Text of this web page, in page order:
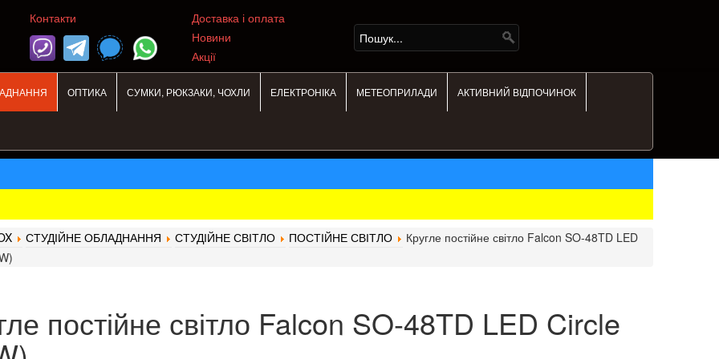
Контакти
Доставка і оплата
Новини
Акції
ОПТИКА СУМКИ, РЮКЗАКИ, ЧОХЛИ ЕЛЕКТРОНІКА МЕТЕОПРИЛАДИ АКТИВНИЙ ВІДПОЧИНОК
СТУДІЙНЕ ОБЛАДНАННЯ СТУДІЙНЕ СВІТЛО ПОСТІЙНЕ СВІТЛО
Кругле постійне світло Falcon SO-48TD LED
постійне світло Falcon SO-48TD LED Circle